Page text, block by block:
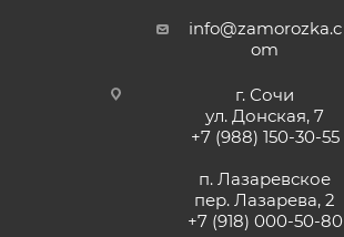
info@zamorozka.c
om
г. Сочи
ул. Донская, 7
+7 (988) 150-30-55
п. Лазаревское
пер. Лазарева, 2
+7 (918) 000-50-80